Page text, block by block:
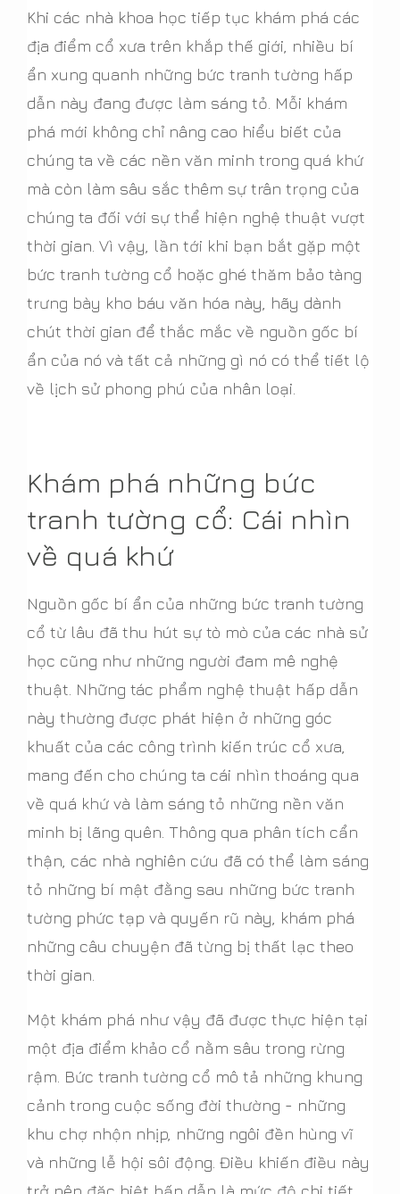
Khi các nhà khoa học tiếp tục khám phá các
địa điểm cổ xưa trên khắp thế giới, nhiều bí
ẩn xung quanh những bức tranh tường hấp
dẫn này đang được làm sáng tỏ. Mỗi khám
phá mới không chỉ nâng cao hiểu biết của
chúng ta về các nền văn minh trong quá khứ
mà còn làm sâu sắc thêm sự trân trọng của
chúng ta đối với sự thể hiện nghệ thuật vượt
thời gian. Vì vậy, lần tới khi bạn bắt gặp một
bức tranh tường cổ hoặc ghé thăm bảo tàng
trưng bày kho báu văn hóa này, hãy dành
chút thời gian để thắc mắc về nguồn gốc bí
ẩn của nó và tất cả những gì nó có thể tiết lộ
về lịch sử phong phú của nhân loại.
Khám phá những bức
tranh tường cổ: Cái nhìn
về quá khứ
Nguồn gốc bí ẩn của những bức tranh tường
cổ từ lâu đã thu hút sự tò mò của các nhà sử
học cũng như những người đam mê nghệ
thuật. Những tác phẩm nghệ thuật hấp dẫn
này thường được phát hiện ở những góc
khuất của các công trình kiến trúc cổ xưa,
mang đến cho chúng ta cái nhìn thoáng qua
về quá khứ và làm sáng tỏ những nền văn
minh bị lãng quên. Thông qua phân tích cẩn
thận, các nhà nghiên cứu đã có thể làm sáng
tỏ những bí mật đằng sau những bức tranh
tường phức tạp và quyến rũ này, khám phá
những câu chuyện đã từng bị thất lạc theo
thời gian.
Một khám phá như vậy đã được thực hiện tại
một địa điểm khảo cổ nằm sâu trong rừng
rậm. Bức tranh tường cổ mô tả những khung
cảnh trong cuộc sống đời thường - những
khu chợ nhộn nhịp, những ngôi đền hùng vĩ
và những lễ hội sôi động. Điều khiến điều này